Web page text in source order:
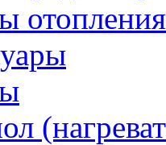
отопления